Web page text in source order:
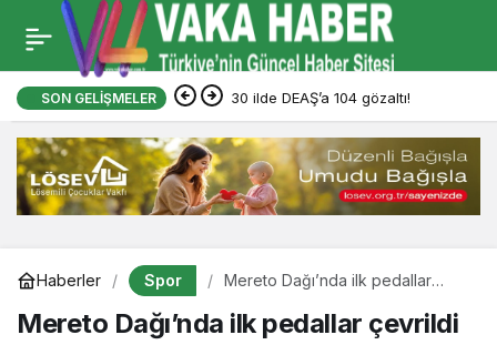
SON GELIŞMELER 30 ilde DEAŞ’a 104 gözaltı!
Haberler Spor
Mereto Dağı’nda ilk pedallar
Mereto Dağı’nda ilk pedallar çevrildi